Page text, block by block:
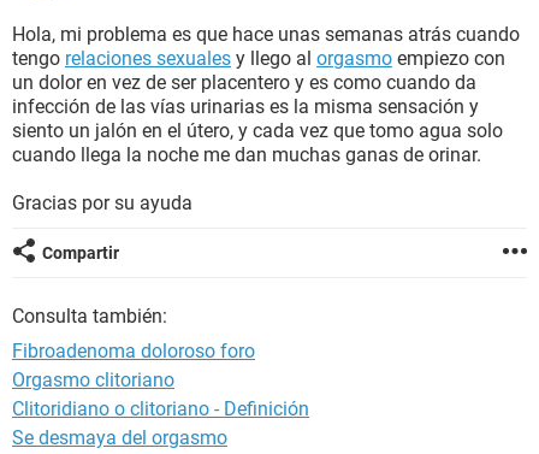
BIENESTAR
SEXUALIDAD
GLOSARIO
Hola, mi problema es que hace unas semanas atrás cuando
tengo relaciones sexuales y llego al orgasmo empiezo con
un dolor en vez de ser placentero y es como cuando da
infección de las vías urinarias es la misma sensación y
siento un jalón en el útero, y cada vez que tomo agua solo
cuando llega la noche me dan muchas ganas de orinar.
Gracias por su ayuda
Compartir
Consulta también:
Fibroadenoma doloroso foro
Orgasmo clitoriano
Clitoridiano o clitoriano - Definición
Se desmaya del orgasmo